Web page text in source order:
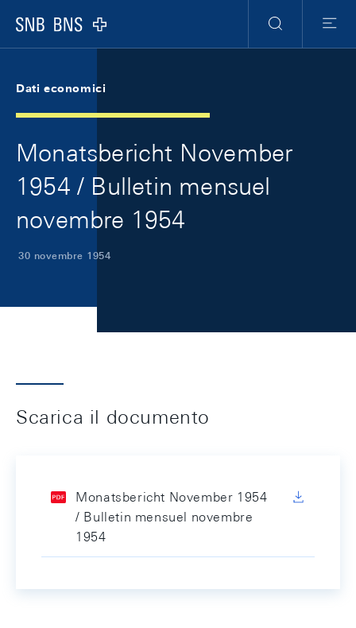
Logo
Ricerca
Menu
Dati economici
Monatsbericht November
1954 / Bulletin mensuel
novembre 1954
30 novembre 1954
Scarica il documento
Monatsbericht November 1954
/ Bulletin mensuel novembre
1954